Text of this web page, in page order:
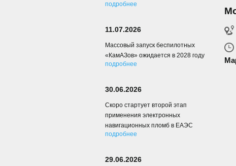
подробнее
11.07.2026
Массовый запуск беспилотных
«КамАЗов» ожидается в 2028 году
подробнее
30.06.2026
Скоро стартует второй этап
применения электронных
навигационных пломб в ЕАЭС
подробнее
29.06.2026